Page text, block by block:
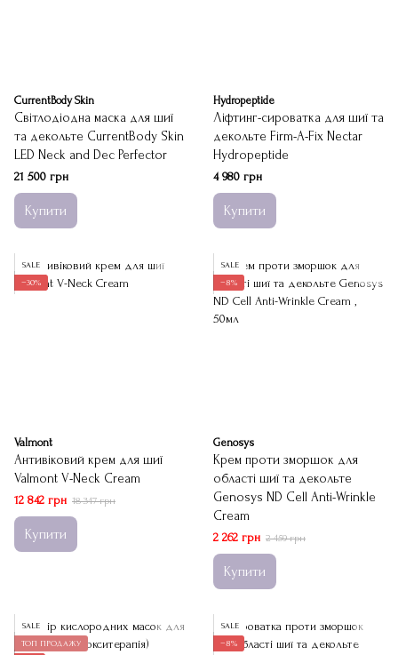
CurrentBody Skin
Світлодіодна маска для шиї
та декольте CurrentBody Skin
LED Neck and Dec Perfector
21 500 грн
Купити
Hydropeptide
Ліфтинг-сироватка для шиї та
декольте Firm-A-Fix Nectar
Hydropeptide
4 980 грн
Купити
SALE
−30%
Valmont
Антивіковий крем для шиї
Valmont V-Neck Cream
12 842 грн 18 347 грн
Купити
SALE
−8%
Genosys
Крем проти зморшок для
області шиї та декольте
Genosys ND Cell Anti-Wrinkle
Cream
2 262 грн 2 459 грн
Купити
SALE
ТОП ПРОДАЖУ
SALE
−8%